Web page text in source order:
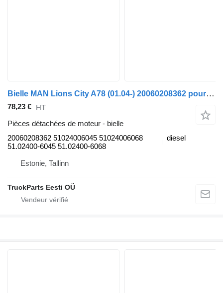
Bielle MAN Lions City A78 (01.04-) 20060208362 pour MAN Lion's bus (1991-)
78,23 € HT
Pièces détachées de moteur - bielle
20060208362 51024006045 51024006068
51.02400-6045 51.02400-6068
diesel
Estonie, Tallinn
TruckParts Eesti OÜ